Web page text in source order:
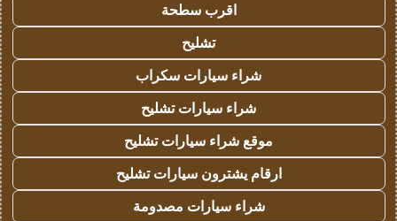
اقرب سطحة
تشليح
شراء سيارات سكراب
شراء سيارات تشليح
موقع شراء سيارات تشليح
ارقام يشترون سيارات تشليح
شراء سيارات مصدومة